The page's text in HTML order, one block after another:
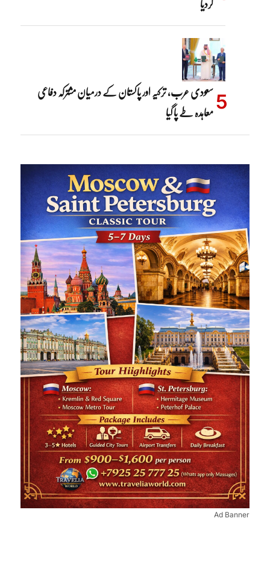
سعودی عرب، ترکیہ اور پاکستان کے درمیان مشترکہ دفاعی
معاہدہ طے پا گیا
Ad Banner